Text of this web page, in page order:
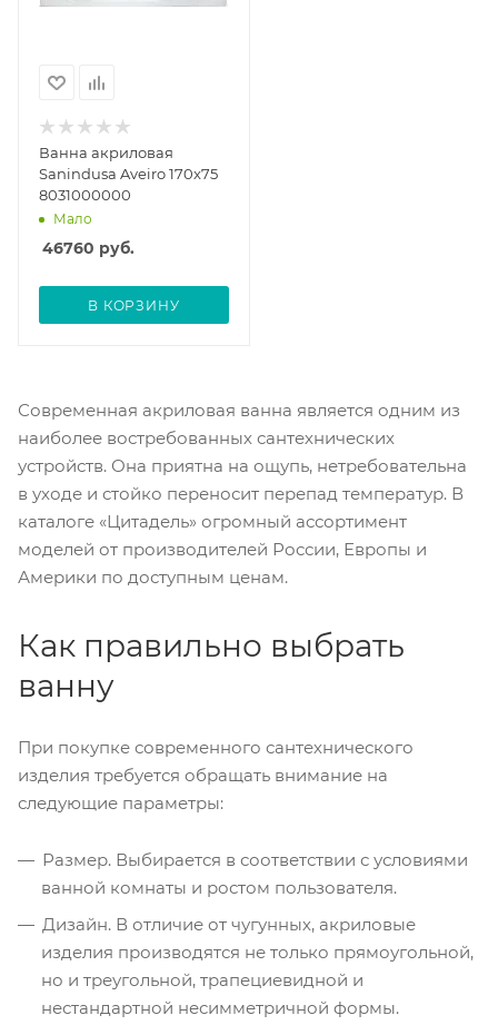
Ванна акриловая
Sanindusa Aveiro 170x75
8031000000
Мало
46760 руб.
В КОРЗИНУ
Современная акриловая ванна является одним из
наиболее востребованных сантехнических
устройств. Она приятна на ощупь, нетребовательна
в уходе и стойко переносит перепад температур. В
каталоге «Цитадель» огромный ассортимент
моделей от производителей России, Европы и
Америки по доступным ценам.
Как правильно выбрать
ванну
При покупке современного сантехнического
изделия требуется обращать внимание на
следующие параметры:
Размер. Выбирается в соответствии с условиями
ванной комнаты и ростом пользователя.
Дизайн. В отличие от чугунных, акриловые
изделия производятся не только прямоугольной,
но и треугольной, трапециевидной и
нестандартной несимметричной формы.